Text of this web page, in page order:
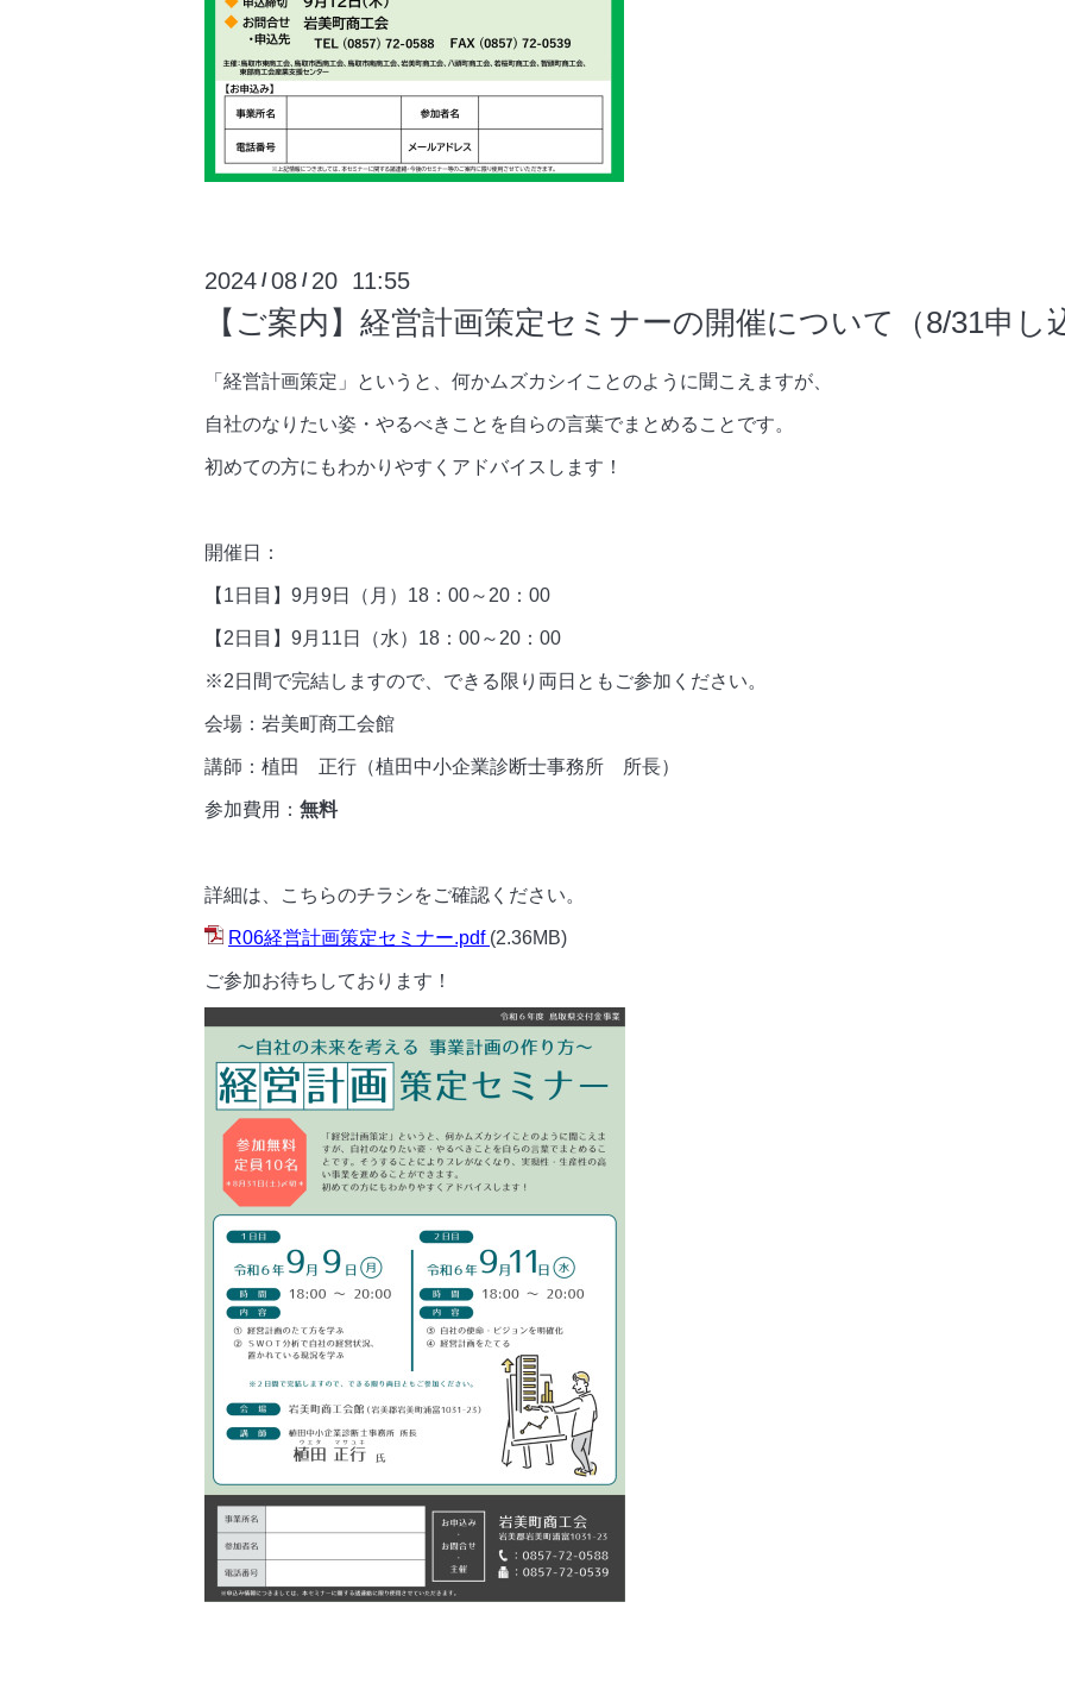
2024 /08 / 20 11:55
【ご案内】経営計画策定セミナーの開催について（8/31申し
「経営計画策定」というと、何かムズカシイことのように聞こえますが、
自社のなりたい姿・やるべきことを自らの言葉でまとめることです。
初めての方にもわかりやすくアドバイスします！
開催日：
【1日目】9月9日（月）18：00～20：00
【2日目】9月11日（水）18：00～20：00
※2日間で完結しますので、できる限り両日ともご参加ください。
会場：岩美町商工会館
講師：植田 正行（植田中小企業診断士事務所 所長）
参加費用： 無料
詳細は、こちらのチラシをご確認ください。
R06経営計画策定セミナー.pdf (2.36MB)
ご参加お待ちしております！